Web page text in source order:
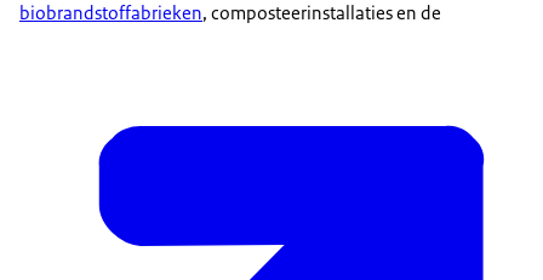
biobrandstoffabrieken, composteerinstallaties en de